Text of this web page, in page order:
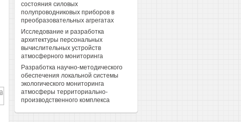
состояния силовых
полупроводниковых приборов в
преобразовательных агрегатах
Исследование и разработка
архитектуры персональных
вычислительных устройств
атмосферного мониторинга
Разработка научно-методического
обеспечения локальной системы
экологического мониторинга
атмосферы территориально-
производственного комплекса